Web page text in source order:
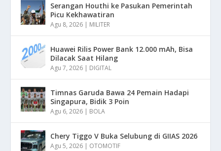
Serangan Houthi ke Pasukan Pemerintah
Picu Kekhawatiran
Agu 8, 2026 | MILITER
Huawei Rilis Power Bank 12.000 mAh, Bisa
Dilacak Saat Hilang
Agu 7, 2026 | DIGITAL
Timnas Garuda Bawa 24 Pemain Hadapi
Singapura, Bidik 3 Poin
Agu 6, 2026 | BOLA
Chery Tiggo V Buka Selubung di GIIAS 2026
Agu 5, 2026 | OTOMOTIF